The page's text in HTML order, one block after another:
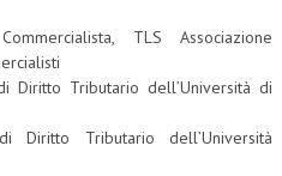
TLS Associazione
Diritto Tributario dell’Università di
Diritto Tributario dell’Università